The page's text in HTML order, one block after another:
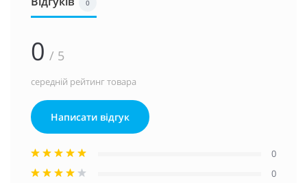
0
0 / 5
середній рейтинг товара
Написати відгук
0
0